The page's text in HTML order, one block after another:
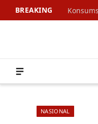
BREAKING
NASIONAL